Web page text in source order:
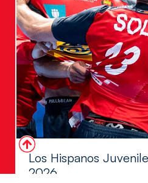
Los Hispanos
2026